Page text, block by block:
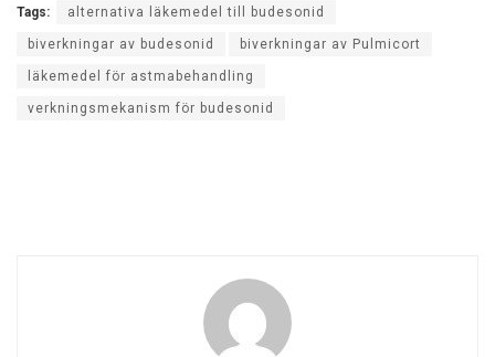
Tags: alternativa läkemedel till budesonid
biverkningar av budesonid biverkningar av Pulmicort
läkemedel för astmabehandling
verkningsmekanism för budesonid